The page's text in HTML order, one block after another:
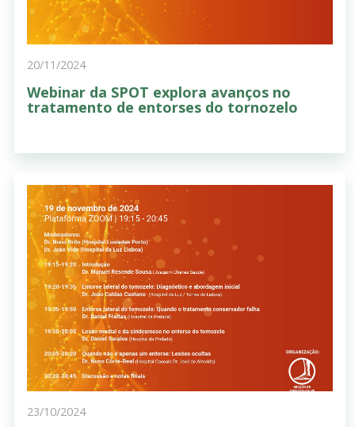
20/11/2024
Webinar da SPOT explora avanços no
tratamento de entorses do tornozelo
23/10/2024